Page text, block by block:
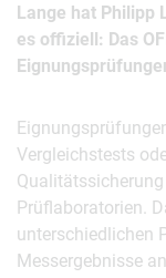
Lange hat Philipp
es offiziell: Das
Vergleichstests
Prüflaboratorien.
unterschiedlichen
Messergebnisse